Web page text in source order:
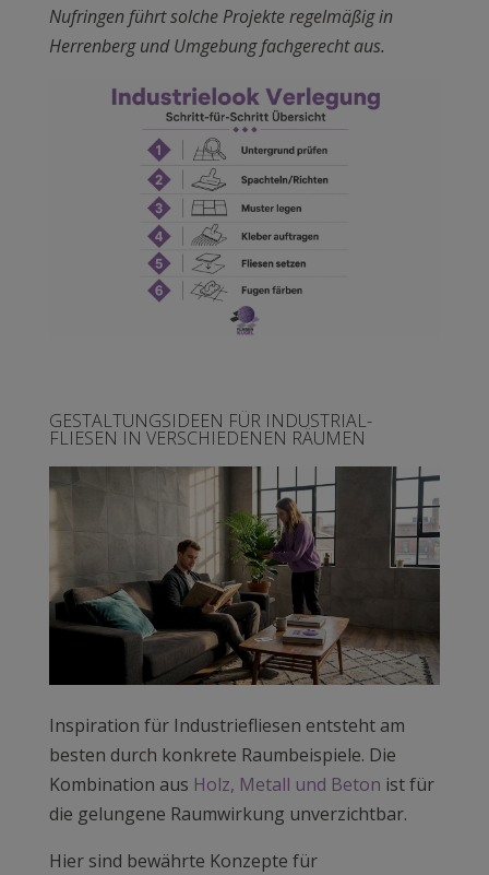
Nufringen führt solche Projekte regelmäßig in
Herrenberg und Umgebung fachgerecht aus.
GESTALTUNGSIDEEN FÜR INDUSTRIAL-
FLIESEN IN VERSCHIEDENEN RÄUMEN
Inspiration für Industriefliesen entsteht am
besten durch konkrete Raumbeispiele. Die
Kombination aus Holz, Metall und Beton ist für
die gelungene Raumwirkung unverzichtbar.
Hier sind bewährte Konzepte für